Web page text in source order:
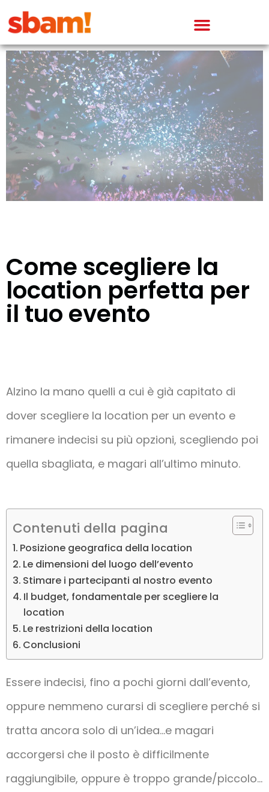
Come scegliere la
location perfetta per
il tuo evento
Alzino la mano quelli a cui è già capitato di
dover scegliere la location per un evento e
rimanere indecisi su più opzioni, scegliendo poi
quella sbagliata, e magari all’ultimo minuto.
Contenuti della pagina
Posizione geografica della location
Le dimensioni del luogo dell’evento
Stimare i partecipanti al nostro evento
Il budget, fondamentale per scegliere la
location
Le restrizioni della location
Conclusioni
Essere indecisi, fino a pochi giorni dall’evento,
oppure nemmeno curarsi di scegliere perché si
tratta ancora solo di un’idea…e magari
accorgersi che il posto è difficilmente
raggiungibile, oppure è troppo grande/piccolo…